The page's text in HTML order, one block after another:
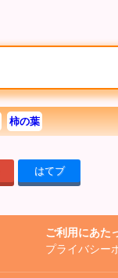
柿の葉
はてブ
ご利用にあた
プライバシー